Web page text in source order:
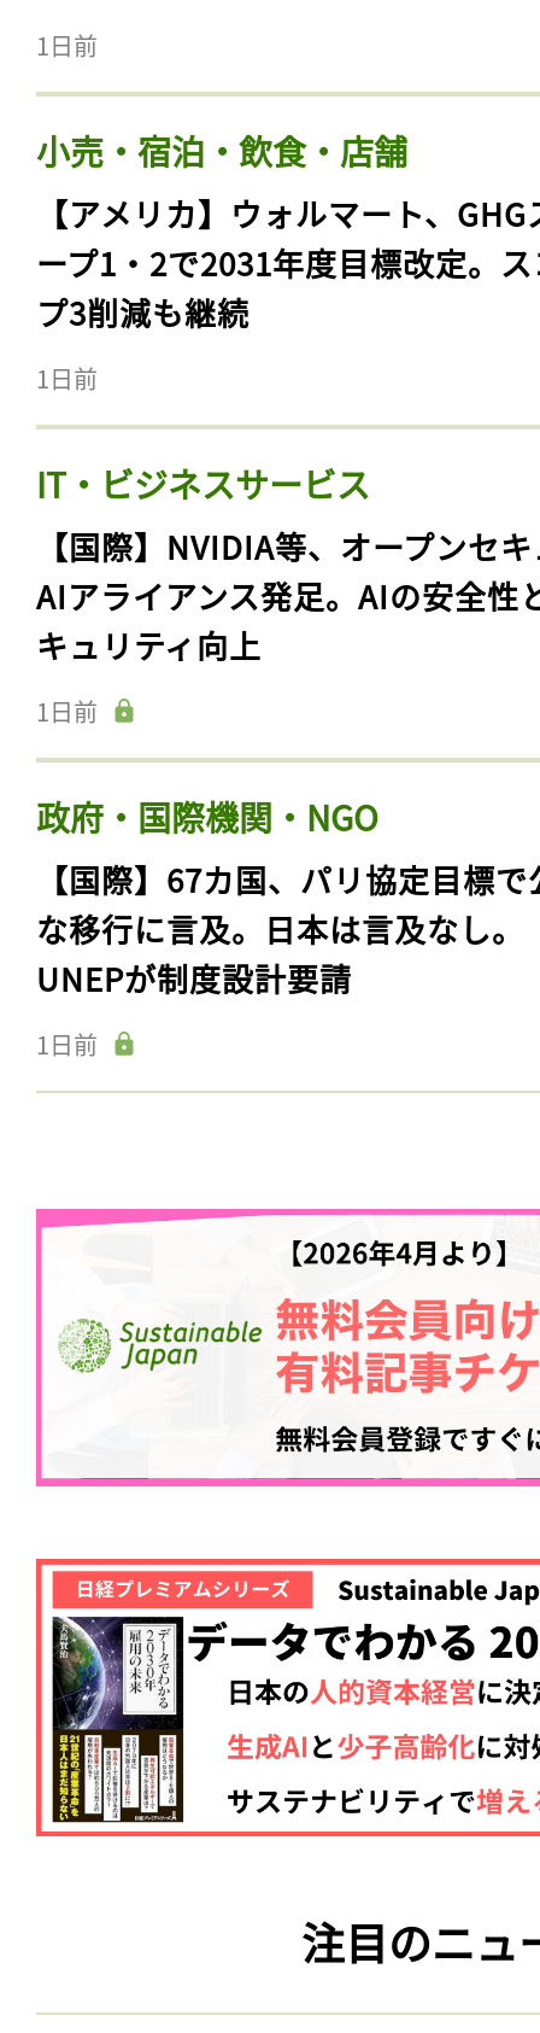
1日前
小売・宿泊・飲食・店舗
【アメリカ】ウォルマート、GHG
ープ1・2で2031年度目標改定。
プ3削減も継続
1日前
IT・ビジネスサービス
【国際】NVIDIA等、オープンセ
AIアライアンス発足。AIの安全性
キュリティ向上
1日前
政府・国際機関・NGO
【国際】67カ国、パリ協定目標で
な移行に言及。日本は言及なし。
UNEPが制度設計要請
1日前
注目のニュ